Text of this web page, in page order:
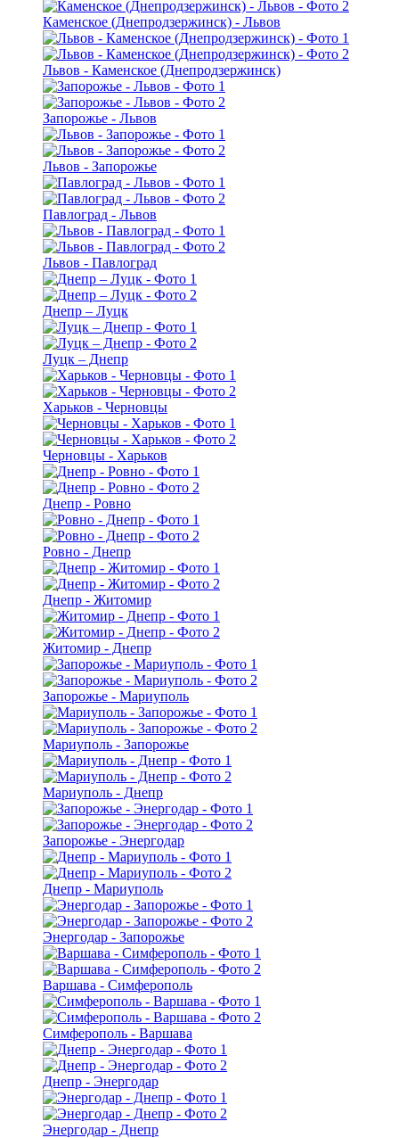
Каменское (Днепродзержинск) - Львов
Львов - Каменское (Днепродзержинск)
Запорожье - Львов
Львов - Запорожье
Павлоград - Львов
Львов - Павлоград
Днепр – Луцк
Луцк – Днепр
Харьков - Черновцы
Черновцы - Харьков
Днепр - Ровно
Ровно - Днепр
Днепр - Житомир
Житомир - Днепр
Запорожье - Мариуполь
Мариуполь - Запорожье
Мариуполь - Днепр
Запорожье - Энергодар
Днепр - Мариуполь
Энергодар - Запорожье
Варшава - Симферополь
Симферополь - Варшава
Днепр - Энергодар
Энергодар - Днепр